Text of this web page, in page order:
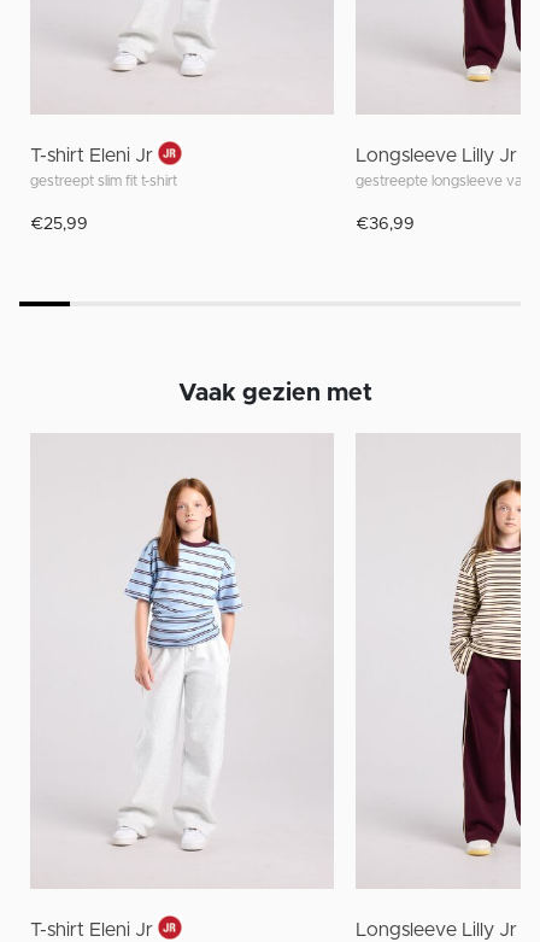
T-shirt Eleni Jr
gestreept slim fit t-shirt
€25,99
Longsleeve Lilly Jr
gestreepte longsleeve van
€36,99
Vaak gezien met
T-shirt Eleni Jr Longsleeve Lilly Jr